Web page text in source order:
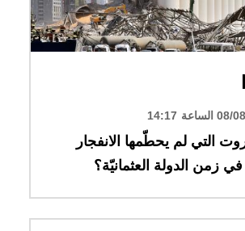
التي لم يحطّمها الانفجار
زمن الدولة العثمانيّة؟